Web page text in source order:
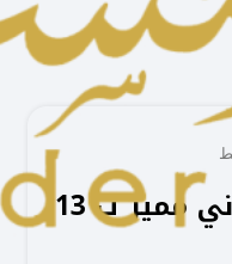
ي مسباح مستكة الماني مميز ب 13